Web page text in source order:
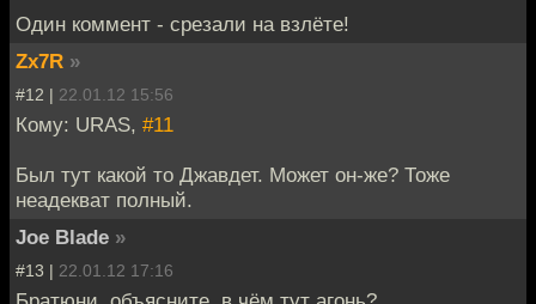
Один коммент - срезали на взлёте!
Zx7R »
#12 | 22.01.12 15:56
Кому: URAS, #11
Был тут какой то Джавдет. Может он-же? Тоже
неадекват полный.
Joe Blade »
#13 | 22.01.12 17:16